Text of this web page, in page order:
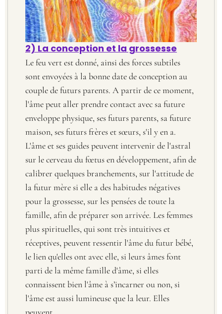
2) La conception et la grossesse
Le feu vert est donné, ainsi des forces subtiles
sont envoyées à la bonne date de conception au
couple de futurs parents. A partir de ce moment,
l'âme peut aller prendre contact avec sa future
enveloppe physique, ses futurs parents, sa future
maison, ses futurs frères et sœurs, s'il y en a.
L'âme et ses guides peuvent intervenir de l'astral
sur le cerveau du fœtus en développement, afin de
calibrer quelques branchements, sur l'attitude de
la futur mère si elle a des habitudes négatives
pour la grossesse, sur les pensées de toute la
famille, afin de préparer son arrivée. Les femmes
plus spirituelles, qui sont très intuitives et
réceptives, peuvent ressentir l'âme du futur bébé,
le lien qu'elles ont avec elle, si leurs âmes font
parti de la même famille d'âme, si elles
connaissent bien l'âme à s’incarner ou non, si
l'âme est aussi lumineuse que la leur. Elles